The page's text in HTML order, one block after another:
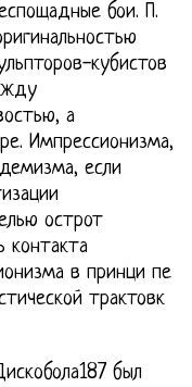
бои. П.
кубистов
а
Импрессионизма,
если
острот
контакта
в принци пе
трактовк
был